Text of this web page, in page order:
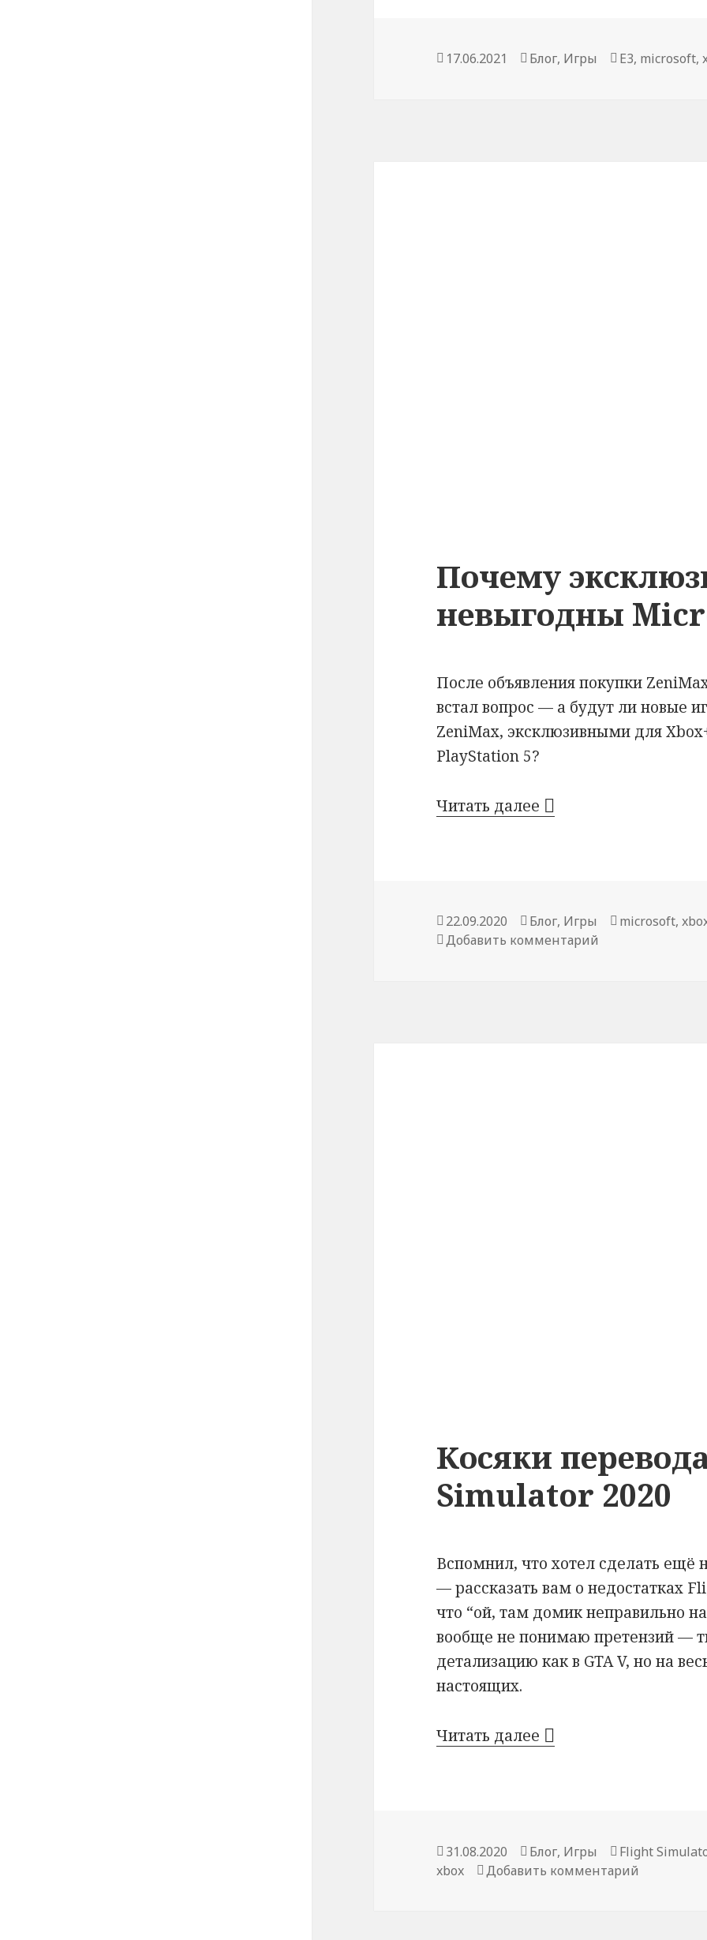
Опубликовано
17.06.2021 Рубрики
Блог, Игры Метки
E3, microsoft,
Почему
невыгодны
После объявления покупки
встал вопрос — а будут ли новые
ZeniMax, эксклюзивными для
PlayStation 5?
Читать далее Почему эксклюзивы
Опубликовано
22.09.2020 Рубрики
Блог, Игры Метки
microsoft,
Добавить комментарий
Косяки
Simulator 2020
Вспомнил, что хотел сделать
— рассказать вам о недостатках
что “ой, там домик неправильно
вообще не понимаю претензий —
детализацию как в GTA V, но на
настоящих.
Читать далее Косяки перевода
Опубликовано
31.08.2020 Рубрики
Блог, Игры Метки
Flight
xbox
Добавить комментарий